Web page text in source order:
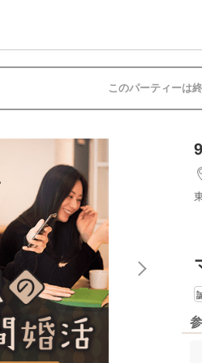
このパーティーは